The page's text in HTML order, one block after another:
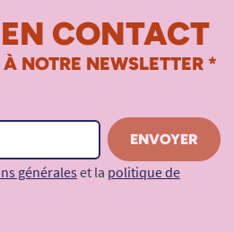
CONTACT
NOTRE NEWSLETTER *
généraleset la politique de